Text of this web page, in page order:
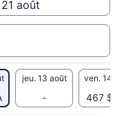
du monde pendant votre
préservée. Enfin,
août
jeu. 13 août
-
ven. 14 août
467 $ CA